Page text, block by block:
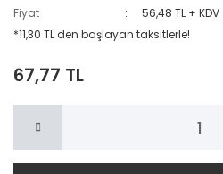
Fiyat
56,48 TL + KDV
*11,30 TL den başlayan taksitlerle!
67,77 TL